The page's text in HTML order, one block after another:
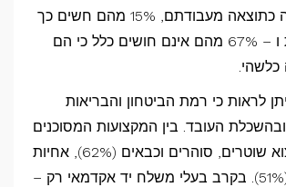
ביטחונם בסכנה כתוצאה מעבודתם, 15% מהם חשים כך
במידה מסוימת ו – 67% מהם אינם חושים כלל כי הם
לראות כי רמת הביטחון והבריאות
העובד. בין המקצועות המסוכנים
ביותר ניתן למצוא שוטרים, סוהרים וכבאים (62%), אחיות
(60%) ונהגים (51%). בקרב בעלי משלח יד אקדמאי רק –